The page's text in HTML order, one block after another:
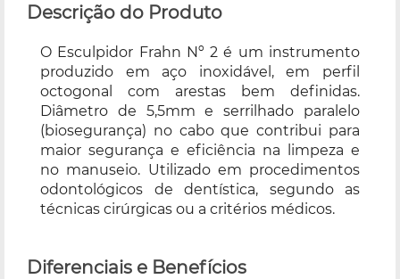
Descrição do Produto
O Esculpidor Frahn Nº 2 é um instrumento
produzido em aço inoxidável, em perfil
octogonal com arestas bem definidas.
Diâmetro de 5,5mm e serrilhado paralelo
(biosegurança) no cabo que contribui para
maior segurança e eficiência na limpeza e
no manuseio. Utilizado em procedimentos
odontológicos de dentística, segundo as
técnicas cirúrgicas ou a critérios médicos.
Diferenciais e Benefícios